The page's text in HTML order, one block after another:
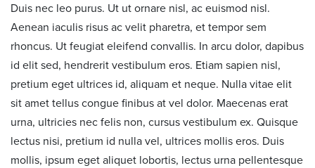
Duis nec leo purus. Ut ut ornare nisl, ac euismod nisl.
Aenean iaculis risus ac velit pharetra, et tempor sem
rhoncus. Ut feugiat eleifend convallis. In arcu dolor, dapibus
id elit sed, hendrerit vestibulum eros. Etiam sapien nisl,
pretium eget ultrices id, aliquam et neque. Nulla vitae elit
sit amet tellus congue finibus at vel dolor. Maecenas erat
urna, ultricies nec felis non, cursus vestibulum ex. Quisque
lectus nisi, pretium id nulla vel, ultrices mollis eros. Duis
mollis, ipsum eget aliquet lobortis, lectus urna pellentesque